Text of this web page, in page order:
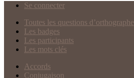
Se connecter
Toutes les questions d’orthographe
Les badges
Les participants
Les mots clés
Accords
Conjugaison